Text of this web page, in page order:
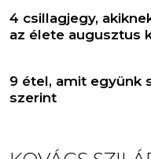
4 csillagjegy,
az élete augusztus
9 étel, amit együnk
szerint